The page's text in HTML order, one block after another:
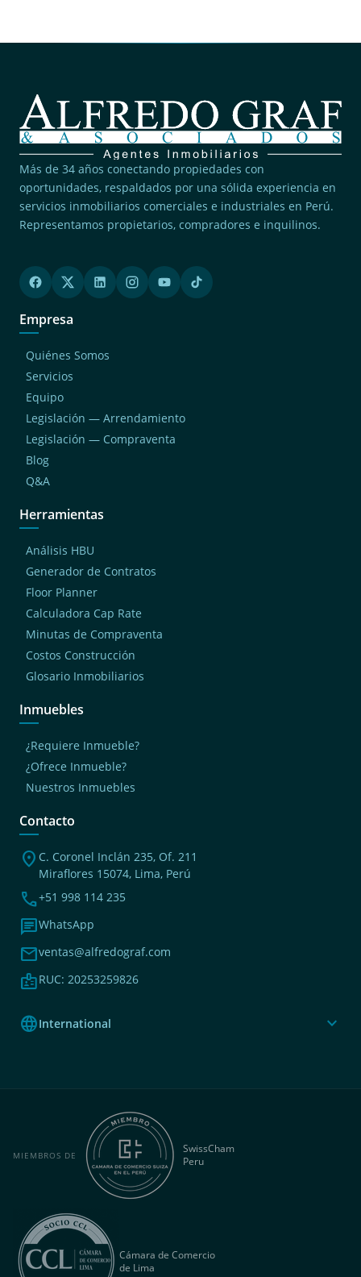
Más de 34 años conectando propiedades con
oportunidades, respaldados por una sólida experiencia en
servicios inmobiliarios comerciales e industriales en Perú.
Representamos propietarios, compradores e inquilinos.
Empresa
Quiénes Somos
Servicios
Equipo
Legislación — Arrendamiento
Legislación — Compraventa
Blog
Q&A
Herramientas
Análisis HBU
Generador de Contratos
Floor Planner
Calculadora Cap Rate
Minutas de Compraventa
Costos Construcción
Glosario Inmobiliarios
Inmuebles
¿Requiere Inmueble?
¿Ofrece Inmueble?
Nuestros Inmuebles
Contacto
location_on C. Coronel Inclán 235, Of. 211
Miraflores 15074, Lima, Perú
phone+51 998 114 235
chatWhatsApp
mailventas@alfredograf.com
badgeRUC: 20253259826
languageInternational expand_more
MIEMBROS DE
SwissCham
Peru
Cámara de Comercio
de Lima